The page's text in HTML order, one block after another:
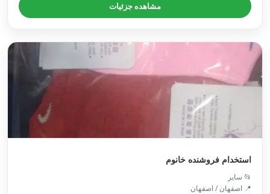
مشاهده جزئیات
استخدام فروشنده خانوم
📂 سایر
📍 اصفهان / اصفهان